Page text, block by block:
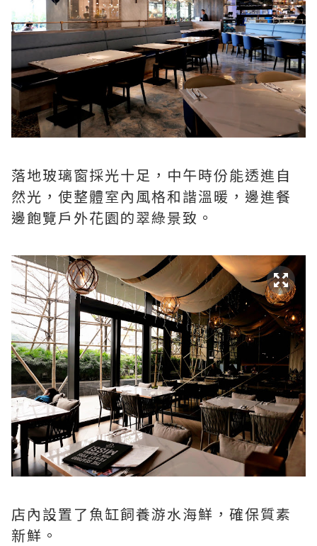
落地玻璃窗採光十足，中午時份能透進自
然光，使整體室內風格和諧溫暖，邊進餐
邊飽覽戶外花園的翠綠景致。
店內設置了魚缸飼養游水海鮮，確保質素
新鮮。